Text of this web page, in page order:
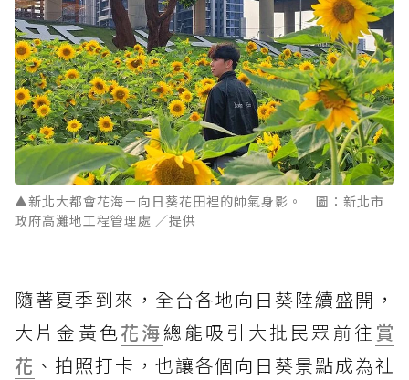
▲新北大都會花海－向日葵花田裡的帥氣身影。 圖：新北市
政府高灘地工程管理處 ／提供
隨著夏季到來，全台各地向日葵陸續盛開，
大片金黃色花海總能吸引大批民眾前往 賞
花 、拍照打卡，也讓各個向日葵景點成為社